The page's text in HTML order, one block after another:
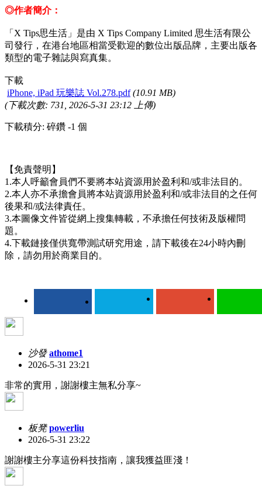
◎作者簡介：
「X Tips思生活」是由 X Tips Company Limited 思生活有限公
司發行，在港台地區相當受歡迎的數位出版品牌，主要出版各
類型的電子雜誌與寫真集。
下載
iPhone, iPad 玩樂誌 Vol.278.pdf (10.91 MB)
(下載次數: 731, 2026-5-31 23:12 上傳)
下載積分: 碎鑽 -1 個
【免責聲明】
1.本人呼籲會員們不要將本站資源用於盈利和/或非法目的。
2.本人亦不承擔會員將本站資源用於盈利和/或非法目的之任何
後果和/或法律責任。
3.本圖像文件皆從網上搜集轉載，不承擔任何技術及版權問
題。
4.下載鏈接僅供寬帶測試研究用途，請下載後在24小時內刪
除，請勿用於商業目的。
沙發 athome1
2026-5-31 23:21
非常的實用，謝謝樓主無私分享~
板凳 powerliu
2026-5-31 23:22
謝謝樓主分享這份科技指南，讓我獲益匪淺！